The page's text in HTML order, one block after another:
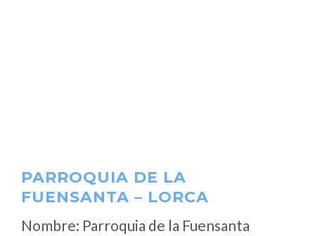
PARROQUIA DE LA
FUENSANTA – LORCA
Nombre: Parroquia de la Fuensanta